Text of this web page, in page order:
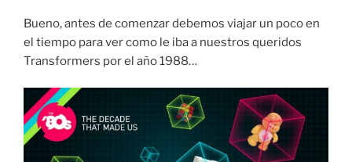
Bueno, antes de comenzar debemos viajar un poco en
el tiempo para ver como le iba a nuestros queridos
Transformers por el año 1988…